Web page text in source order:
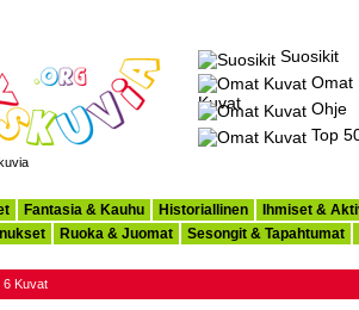
Suosikit
Omat
Kuvat
Ohje
Top
Fantasia & Kauhu Historiallinen
Ihmiset &
Ruoka & Juomat Sesongit & Tapahtumat
6 Kuvat